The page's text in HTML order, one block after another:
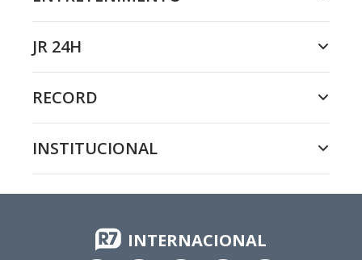
JR 24H
RECORD
INSTITUCIONAL
INTERNACIONAL